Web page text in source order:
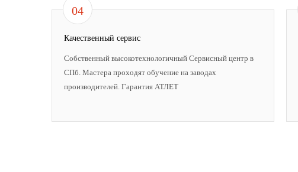
04
Качественный сервис
Собственный высокотехнологичный Сервисный центр в
СПб. Мастера проходят обучение на заводах
производителей. Гарантия АТЛЕТ